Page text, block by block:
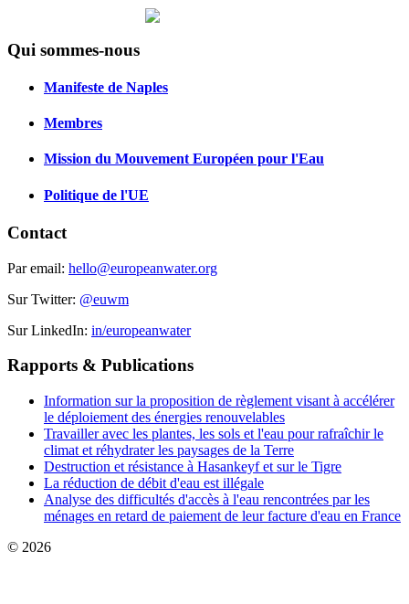
Qui sommes-nous
Manifeste de Naples
Membres
Mission du Mouvement Européen pour l'Eau
Politique de l'UE
Contact
Par email: hello@europeanwater.org
Sur Twitter: @euwm
Sur LinkedIn: in/europeanwater
Rapports & Publications
Information sur la proposition de règlement visant à accélérer
le déploiement des énergies renouvelables
Travailler avec les plantes, les sols et l'eau pour rafraîchir le
climat et réhydrater les paysages de la Terre
Destruction et résistance à Hasankeyf et sur le Tigre
La réduction de débit d'eau est illégale
Analyse des difficultés d'accès à l'eau rencontrées par les
ménages en retard de paiement de leur facture d'eau en France
© 2026